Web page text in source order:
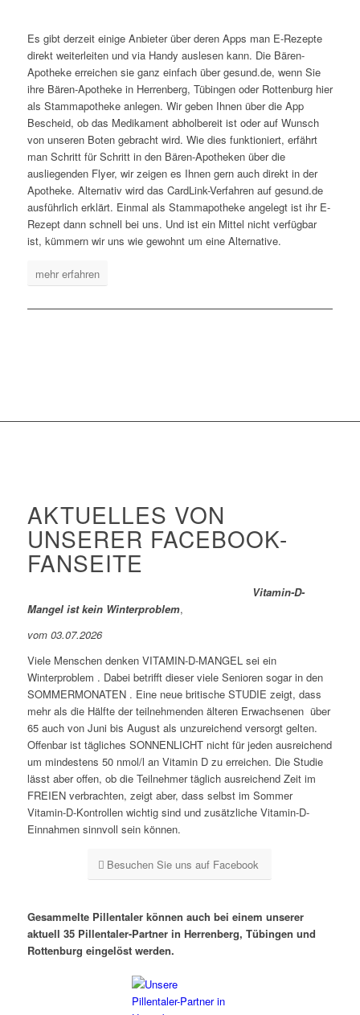
Es gibt derzeit einige Anbieter über deren Apps man E-Rezepte
direkt weiterleiten und via Handy auslesen kann. Die Bären-
Apotheke erreichen sie ganz einfach über gesund.de, wenn Sie
ihre Bären-Apotheke in Herrenberg, Tübingen oder Rottenburg hier
als Stammapotheke anlegen. Wir geben Ihnen über die App
Bescheid, ob das Medikament abholbereit ist oder auf Wunsch
von unseren Boten gebracht wird. Wie dies funktioniert, erfährt
man Schritt für Schritt in den Bären-Apotheken über die
ausliegenden Flyer, wir zeigen es Ihnen gern auch direkt in der
Apotheke. Alternativ wird das CardLink-Verfahren auf gesund.de
ausführlich erklärt. Einmal als Stammapotheke angelegt ist ihr E-
Rezept dann schnell bei uns. Und ist ein Mittel nicht verfügbar
ist, kümmern wir uns wie gewohnt um eine Alternative.
mehr erfahren
AKTUELLES VON
UNSERER FACEBOOK-
FANSEITE
Vitamin-D-
Mangel ist kein Winterproblem,
vom 03.07.2026
Viele Menschen denken VITAMIN-D-MANGEL sei ein
Winterproblem . Dabei betrifft dieser viele Senioren sogar in den
SOMMERMONATEN . Eine neue britische STUDIE zeigt, dass
mehr als die Hälfte der teilnehmenden älteren Erwachsenen über
65 auch von Juni bis August als unzureichend versorgt gelten.
Offenbar ist tägliches SONNENLICHT nicht für jeden ausreichend
um mindestens 50 nmol/l an Vitamin D zu erreichen. Die Studie
lässt aber offen, ob die Teilnehmer täglich ausreichend Zeit im
FREIEN verbrachten, zeigt aber, dass selbst im Sommer
Vitamin-D-Kontrollen wichtig sind und zusätzliche Vitamin-D-
Einnahmen sinnvoll sein können.
Besuchen Sie uns auf Facebook
Gesammelte Pillentaler können auch bei einem unserer
aktuell 35 Pillentaler-Partner in Herrenberg, Tübingen und
Rottenburg eingelöst werden.